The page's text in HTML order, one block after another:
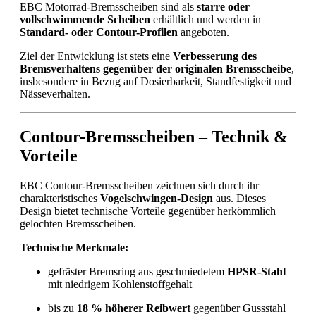
EBC Motorrad-Bremsscheiben sind als starre oder
vollschwimmende Scheiben erhältlich und werden in
Standard- oder Contour-Profilen angeboten.
Ziel der Entwicklung ist stets eine Verbesserung des
Bremsverhaltens gegenüber der originalen Bremsscheibe,
insbesondere in Bezug auf Dosierbarkeit, Standfestigkeit und
Nässeverhalten.
Contour-Bremsscheiben – Technik &
Vorteile
EBC Contour-Bremsscheiben zeichnen sich durch ihr
charakteristisches Vogelschwingen-Design aus. Dieses
Design bietet technische Vorteile gegenüber herkömmlich
gelochten Bremsscheiben.
Technische Merkmale:
gefräster Bremsring aus geschmiedetem HPSR-Stahl
mit niedrigem Kohlenstoffgehalt
bis zu 18 % höherer Reibwert gegenüber Gussstahl